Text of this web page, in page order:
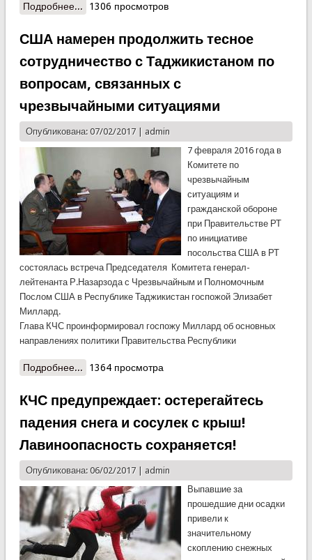
Подробнее... о Техническая группа РЕАКТ провела первое
1306 просмотров
США намерен продолжить тесное
сотрудничество с Таджикистаном по
вопросам, связанных с
чрезвычайными ситуациями
Опубликована: 07/02/2017 | admin
7 февраля 2016 года в
Комитете по
чрезвычайным
ситуациям и
гражданской обороне
при Правительстве РТ
по инициативе
посольства США в РТ
состоялась встреча Председателя Комитета генерал-
лейтенанта Р.Назарзода с Чрезвычайным и Полномочным
Послом США в Республике Таджикистан госпожой Элизабет
Миллард.
Глава КЧС проинформировал госпожу Миллард об основных
направлениях политики Правительства Республики
Подробнее... о США намерен продолжить тесное
связанных с чрезвычайными ситуациями
1364 просмотра
КЧС предупреждает: остерегайтесь
падения снега и сосулек с крыш!
Лавиноопасность сохраняется!
Опубликована: 06/02/2017 | admin
Выпавшие за
прошедшие дни осадки
привели к
значительному
скоплению снежных